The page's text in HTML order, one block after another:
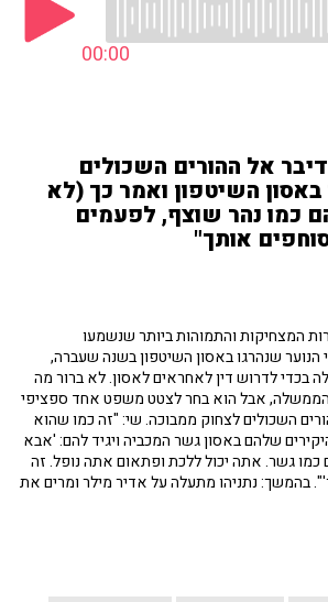
00:00
אל ההורים השכולים
השיטפון ואמר כך (לא
כמו נהר שוצף, לפעמים
אותך"
המצחיקות והתמוהות ביותר שנשמעו
הנוער שנהרגו באסון השיטפון בשנה שעברה,
בכדי לדרוש דין לאחראים לאסון. לא ברור מה
אבל הוא בחר לצטט משפט אחד ספציפי
השכולים לצחוק ממבוכה. שי: "זה כמו שהוא
שלהם באסון גשר המכביה ויגיד להם: 'אבא
גשר. אתה יכול ללכת ופתאום אתה נופל. זה
בהמשך: נתניהו מתעלה על אדיר מילר ומרים את